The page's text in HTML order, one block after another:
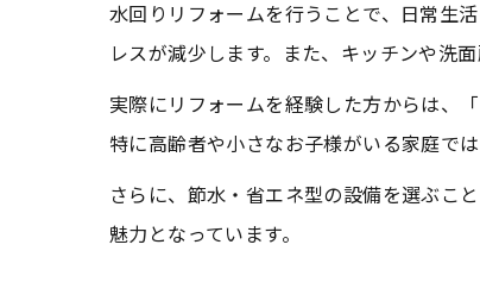
水回りリフォームを行うことで、日常生
レスが減少します。また、キッチンや洗
実際にリフォームを経験した方からは、
特に高齢者や小さなお子様がいる家庭で
さらに、節水・省エネ型の設備を選ぶこ
魅力となっています。